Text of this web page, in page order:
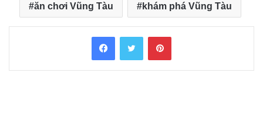
ăn chơi Vũng Tàu khám phá Vũng Tàu
FacebookTwitter Pinterest